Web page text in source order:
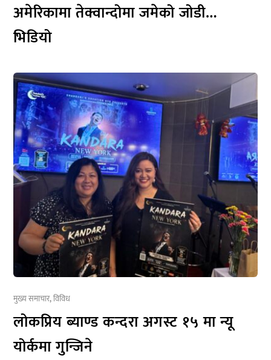
अमेरिकामा तेक्वान्दोमा जमेको जोडी…
भिडियो
मुख्य समाचार,विविध
लोकप्रिय ब्याण्ड कन्दरा अगस्ट १५ मा न्यू
योर्कमा गुन्जिने